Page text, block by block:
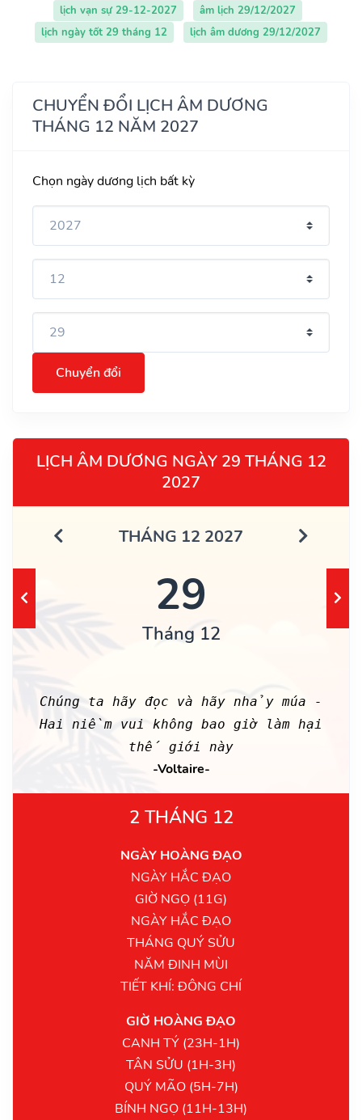
lịch vạn sự 29-12-2027
âm lịch 29/12/2027
lịch ngày tốt 29 tháng 12
lịch âm dương 29/12/2027
CHUYỂN ĐỔI LỊCH ÂM DƯƠNG
THÁNG 12 NĂM 2027
Chọn ngày dương lịch bất kỳ
Chuyển đổi
LỊCH ÂM DƯƠNG NGÀY 29 THÁNG 12
2027
THÁNG 12 2027
29
Tháng 12
Chúng ta hãy đọc và hãy nhảy múa -
Hai niềm vui không bao giờ làm hại
thế giới này
-Voltaire-
2 THÁNG 12
NGÀY HOÀNG ĐẠO
NGÀY HẮC ĐẠO
GIỜ NGỌ (11G)
NGÀY HẮC ĐẠO
THÁNG QUÝ SỬU
NĂM ĐINH MÙI
TIẾT KHÍ: ĐÔNG CHÍ
GIỜ HOÀNG ĐẠO
CANH TÝ (23H-1H)
TÂN SỬU (1H-3H)
QUÝ MÃO (5H-7H)
BÍNH NGỌ (11H-13H)